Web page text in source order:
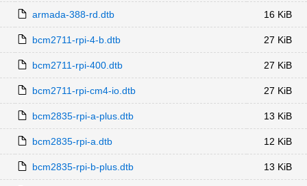
armada-388-rd.dtb 16 KiB
bcm2711-rpi-4-b.dtb 27 KiB
bcm2711-rpi-400.dtb 27 KiB
bcm2711-rpi-cm4-io.dtb 27 KiB
bcm2835-rpi-a-plus.dtb 13 KiB
bcm2835-rpi-a.dtb 12 KiB
bcm2835-rpi-b-plus.dtb 13 KiB